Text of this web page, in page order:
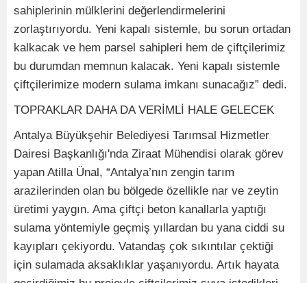
sahiplerinin mülklerini değerlendirmelerini
zorlaştırıyordu. Yeni kapalı sistemle, bu sorun ortadan
kalkacak ve hem parsel sahipleri hem de çiftçilerimiz
bu durumdan memnun kalacak. Yeni kapalı sistemle
çiftçilerimize modern sulama imkanı sunacağız” dedi.
TOPRAKLAR DAHA DA VERİMLİ HALE GELECEK
Antalya Büyükşehir Belediyesi Tarımsal Hizmetler
Dairesi Başkanlığı'nda Ziraat Mühendisi olarak görev
yapan Atilla Ünal, “Antalya’nın zengin tarım
arazilerinden olan bu bölgede özellikle nar ve zeytin
üretimi yaygın. Ama çiftçi beton kanallarla yaptığı
sulama yöntemiyle geçmiş yıllardan bu yana ciddi su
kayıpları çekiyordu. Vatandaş çok sıkıntılar çektiği
için sulamada aksaklıklar yaşanıyordu. Artık hayata